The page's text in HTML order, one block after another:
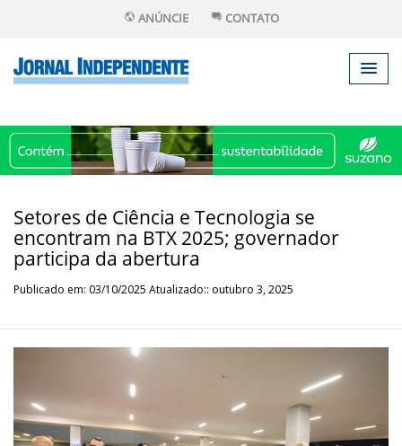
ANÚNCIE CONTATO
Setores de Ciência e Tecnologia se
encontram na BTX 2025; governador
participa da abertura
Publicado em: 03/10/2025 Atualizado:: outubro 3, 2025